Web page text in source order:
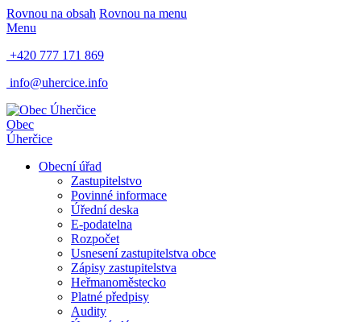
Rovnou na obsah Rovnou na menu
Menu
+420 777 171 869
info@uhercice.info
Obec
Úherčice
Obecní úřad
Zastupitelstvo
Povinné informace
Úřední deska
E-podatelna
Rozpočet
Usnesení zastupitelstva obce
Zápisy zastupitelstva
Heř​manoměstecko
Platné předpisy
Audity